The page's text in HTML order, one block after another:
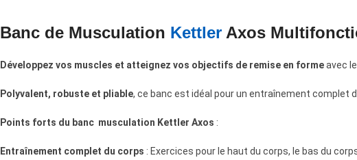
Banc de Musculation Kettler Axos
Développez vos muscles et atteignez vos objectifs de remise en formeavec
Polyvalent, robuste et pliable, ce banc est idéal pour un entraînement complet
Points forts du banc musculation Kettler Axos :
Entraînement complet du corps : Exercices pour le haut du corps, le bas du